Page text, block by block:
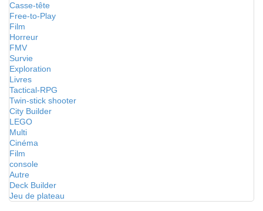
Casse-tête
Free-to-Play
Film
Horreur
FMV
Survie
Exploration
Livres
Tactical-RPG
Twin-stick shooter
City Builder
LEGO
Multi
Cinéma
Film
console
Autre
Deck Builder
Jeu de plateau